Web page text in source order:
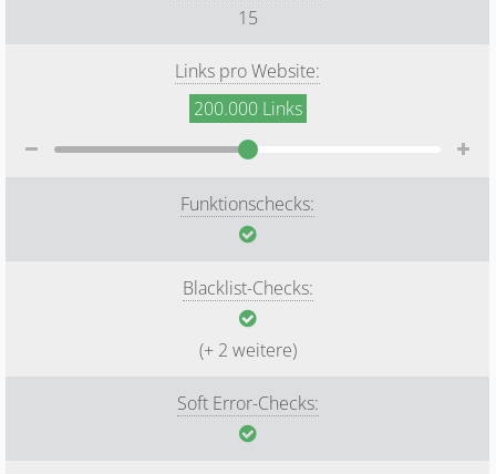
15
Links pro Website:
200.000Links
Funktionschecks:
Blacklist-Checks:
(+ 2 weitere)
Soft Error-Checks: